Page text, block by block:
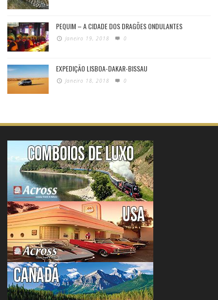
PEQUIM – A CIDADE DOS DRAGÕES ONDULANTES
Janeiro 19, 2018 0
EXPEDIÇÃO LISBOA-DAKAR-BISSAU
Janeiro 18, 2018 0